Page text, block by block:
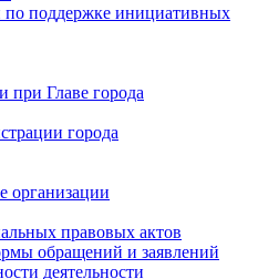
по поддержке инициативных
при Главе города
города
организации
правовых актов
обращений и заявлений
деятельности